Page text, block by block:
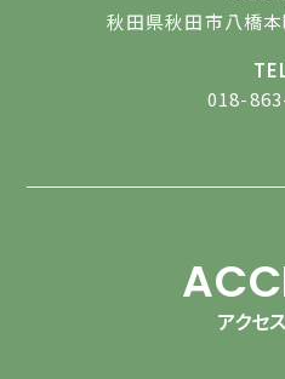
秋田県秋田市八橋
018-
アクセ